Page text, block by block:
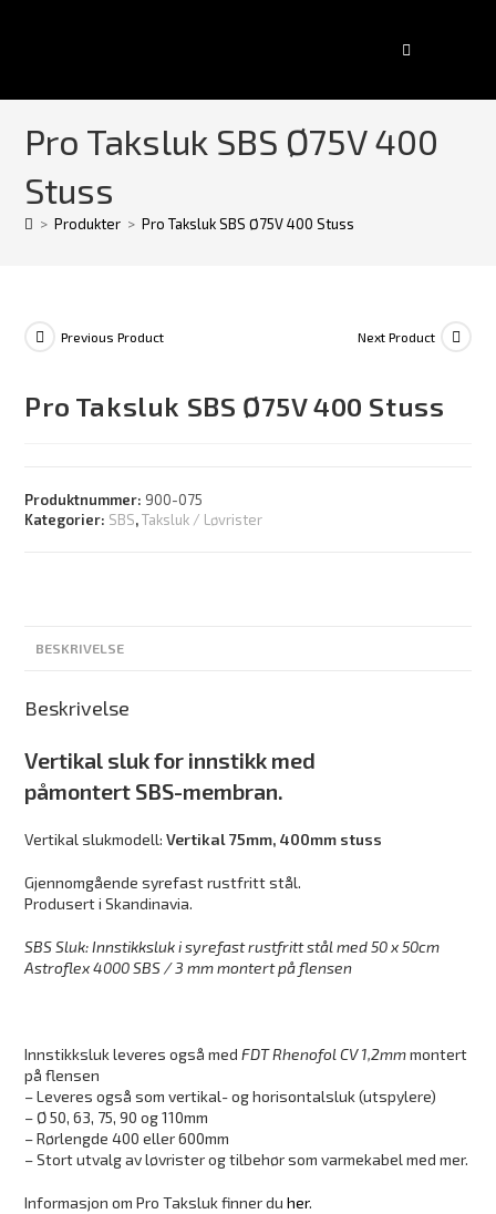
Pro Taksluk SBS Ø75V 400
Stuss
> Produkter > Pro Taksluk SBS Ø75V 400 Stuss
Previous Product Next Product
Pro Taksluk SBS Ø75V 400 Stuss
Produktnummer: 900-075
Kategorier: SBS,Taksluk / Løvrister
BESKRIVELSE
Beskrivelse
Vertikal sluk for innstikk med
påmontert SBS-membran.
Vertikal slukmodell:Vertikal 75mm, 400mm stuss
Gjennomgående syrefast rustfritt stål.
Produsert i Skandinavia.
SBS Sluk: Innstikksluk i syrefast rustfrittstål med 50 x 50cm
Astroflex 4000 SBS / 3 mmmontert på flensen
Innstikksluk leveres også medFDT Rhenofol CV 1,2mmmontert
på flensen
– Leveres også som vertikal- og horisontalsluk (utspylere)
– Ø 50, 63, 75, 90 og 110mm
– Rørlengde 400 eller 600mm
– Stort utvalg av løvrister og tilbehør som varmekabel med mer.
Informasjon om Pro Taksluk finner duher.